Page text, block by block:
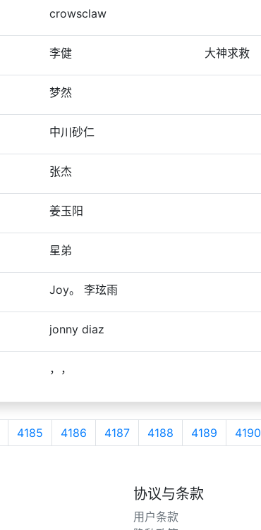
crowsclaw
李健 大神求救
梦然
中川砂仁
张杰
姜玉阳
星弟
Joy。 李玹雨
jonny diaz
，，
4185 4186 4187 4188 4189 4190
协议与条款
用户条款